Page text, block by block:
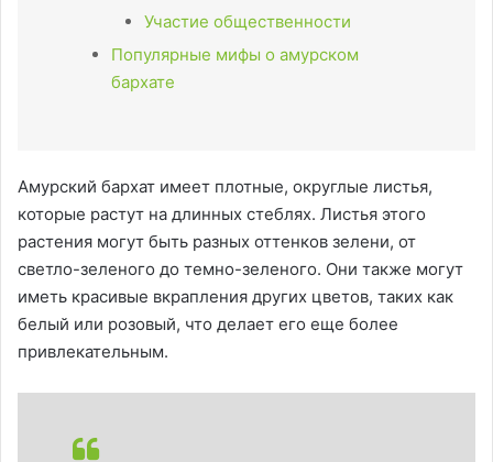
Участие общественности
Популярные мифы о амурском
бархате
Амурский бархат имеет плотные, округлые листья,
которые растут на длинных стеблях. Листья этого
растения могут быть разных оттенков зелени, от
светло-зеленого до темно-зеленого. Они также могут
иметь красивые вкрапления других цветов, таких как
белый или розовый, что делает его еще более
привлекательным.